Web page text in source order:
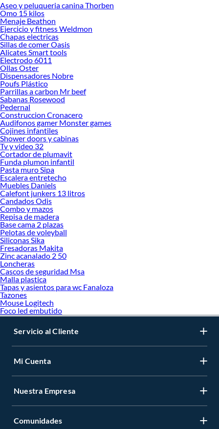
Desde remodelaciones hasta proyectos de decoración, estamos aquí para hacer
tus ideas realidad. ¡Visítanos y encuentra todo lo que tenemos para ofrecerte en
Vasos!
Explora la variedad de productos de Vasos en Sodimac
Herramientas, materiales y accesorios de calidad para tus proyectos y
renovación de espacios. ¡Visítanos y descubre todo lo que tenemos para
ofrecerte!
Encuentra una amplia variedad de productos de Vasos en Sodimac. Encuentra
todo lo necesario para tus proyectos de renovación y decoración. ¡Visítanos y
haz tus ideas realidad!
Aseo y peluqueria canina Thorben
Omo 15 kilos
Menaje Beathon
Ejercicio y fitness Weldmon
Chapas electricas
Sillas de comer Oasis
Alicates Smart tools
Electrodo 6011
Ollas Oster
Dispensadores Nobre
Poufs Plástico
Parrillas a carbon Mr beef
Sabanas Rosewood
Pedernal
Construccion Cronacero
Audifonos gamer Monster games
Cojines infantiles
Shower doors y cabinas
Tv y video 32
Cortador de plumavit
Funda plumon infantil
Pasta muro Sipa
Escalera entretecho
Muebles Daniels
Calefont junkers 13 litros
Candados Odis
Combo y mazos
Repisa de madera
Base cama 2 plazas
Pelotas de voleyball
Siliconas Sika
Fresadoras Makita
Zinc acanalado 2 50
Loncheras
Cascos de seguridad Msa
Malla plastica
Tapas y asientos para wc Fanaloza
Tazones
Mouse Logitech
Foco led embutido
Servicio al Cliente
Mi Cuenta
Nuestra Empresa
Comunidades